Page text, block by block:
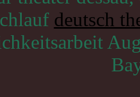
deutsch